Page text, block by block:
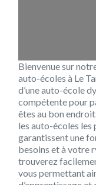
Bienvenue sur
auto-écoles à Le
d’une auto-école
compétente pour
êtes au bon
les auto-écoles les
garantissent une
besoins et à votre
trouverez
vous permettant